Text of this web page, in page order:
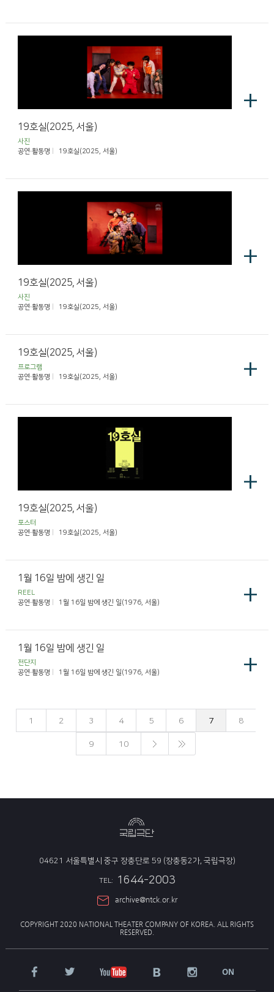
19호실(2025, 서울)
+
사진
공연·활동명
19호실(2025, 서울)
19호실(2025, 서울)
+
사진
공연·활동명
19호실(2025, 서울)
19호실(2025, 서울)
+
프로그램
공연·활동명
19호실(2025, 서울)
19호실(2025, 서울)
+
포스터
공연·활동명
19호실(2025, 서울)
1월 16일 밤에 생긴 일
+
REEL
공연·활동명
1월 16일 밤에 생긴 일(1976, 서울)
1월 16일 밤에 생긴 일
+
전단지
공연·활동명
1월 16일 밤에 생긴 일(1976, 서울)
1 2 3 4 5 6 7 8
9 10
04621 서울특별시 중구 장충단로 59 (장충동2가, 국립극장)
TEL: 1644-2003
archive@ntck.or.kr
COPYRIGHT 2020 NATIONAL THEATER COMPANY OF KOREA. ALL RIGHTS
RESERVED.